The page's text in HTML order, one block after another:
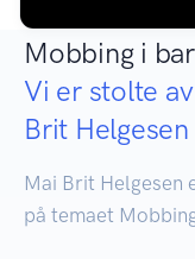
Mobbing i
Vi er stolte
Brit Helgesen
Mai Brit Helgesen
på temaet